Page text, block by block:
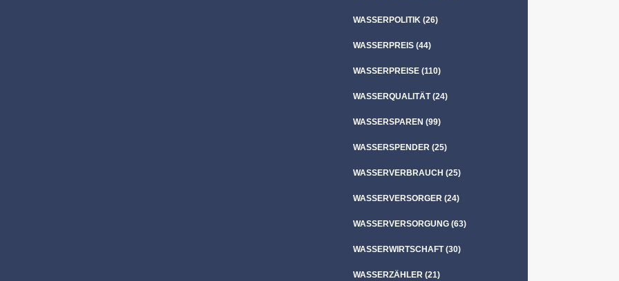
WASSERPOLITIK (26)
WASSERPREIS(44)
WASSERPREISE(110)
WASSERQUALITÄT(24)
WASSERSPAREN (99)
WASSERSPENDER (25)
WASSERVERBRAUCH (25)
WASSERVERSORGER (24)
WASSERVERSORGUNG(63)
WASSERWIRTSCHAFT(30)
WASSERZÄHLER (21)